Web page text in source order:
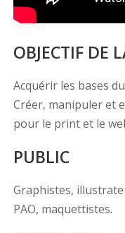
OBJECTIF DE
Acquérir les bases
Créer, manipuler et
pour le print et le
PUBLIC
Graphistes,
PAO, maquettistes.